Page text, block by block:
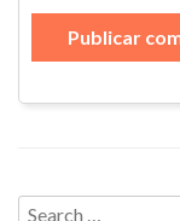
Search